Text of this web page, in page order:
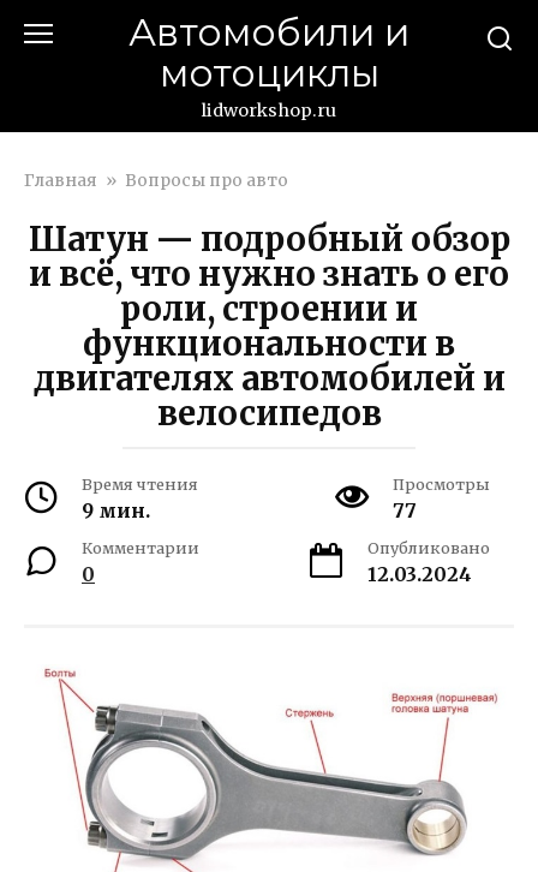
Автомобили и
мотоциклы
lidworkshop.ru
Главная » Вопросы про авто
Шатун — подробный обзор
и всё, что нужно знать о его
роли, строении и
функциональности в
двигателях автомобилей и
велосипедов
Время чтения
9 мин.
Просмотры
77
Комментарии
0
Опубликовано
12.03.2024